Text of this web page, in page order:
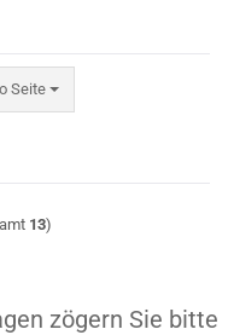
Seite
13)
zögern Sie bitte